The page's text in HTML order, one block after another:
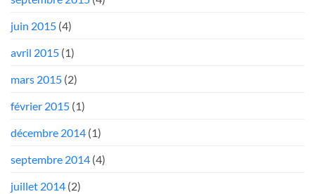
juin 2015 (4)
avril 2015 (1)
mars 2015 (2)
février 2015 (1)
décembre 2014 (1)
septembre 2014 (4)
juillet 2014 (2)